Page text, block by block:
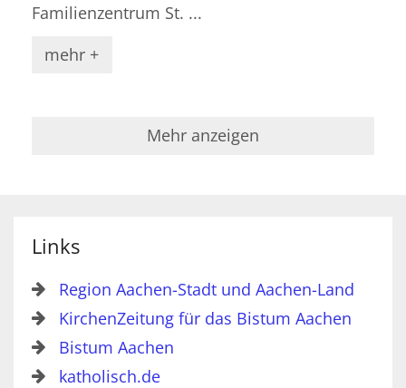
Familienzentrum St. ...
mehr +
Mehr anzeigen
Links
Region Aachen-Stadt und Aachen-Land
KirchenZeitung für das Bistum Aachen
Bistum Aachen
katholisch.de